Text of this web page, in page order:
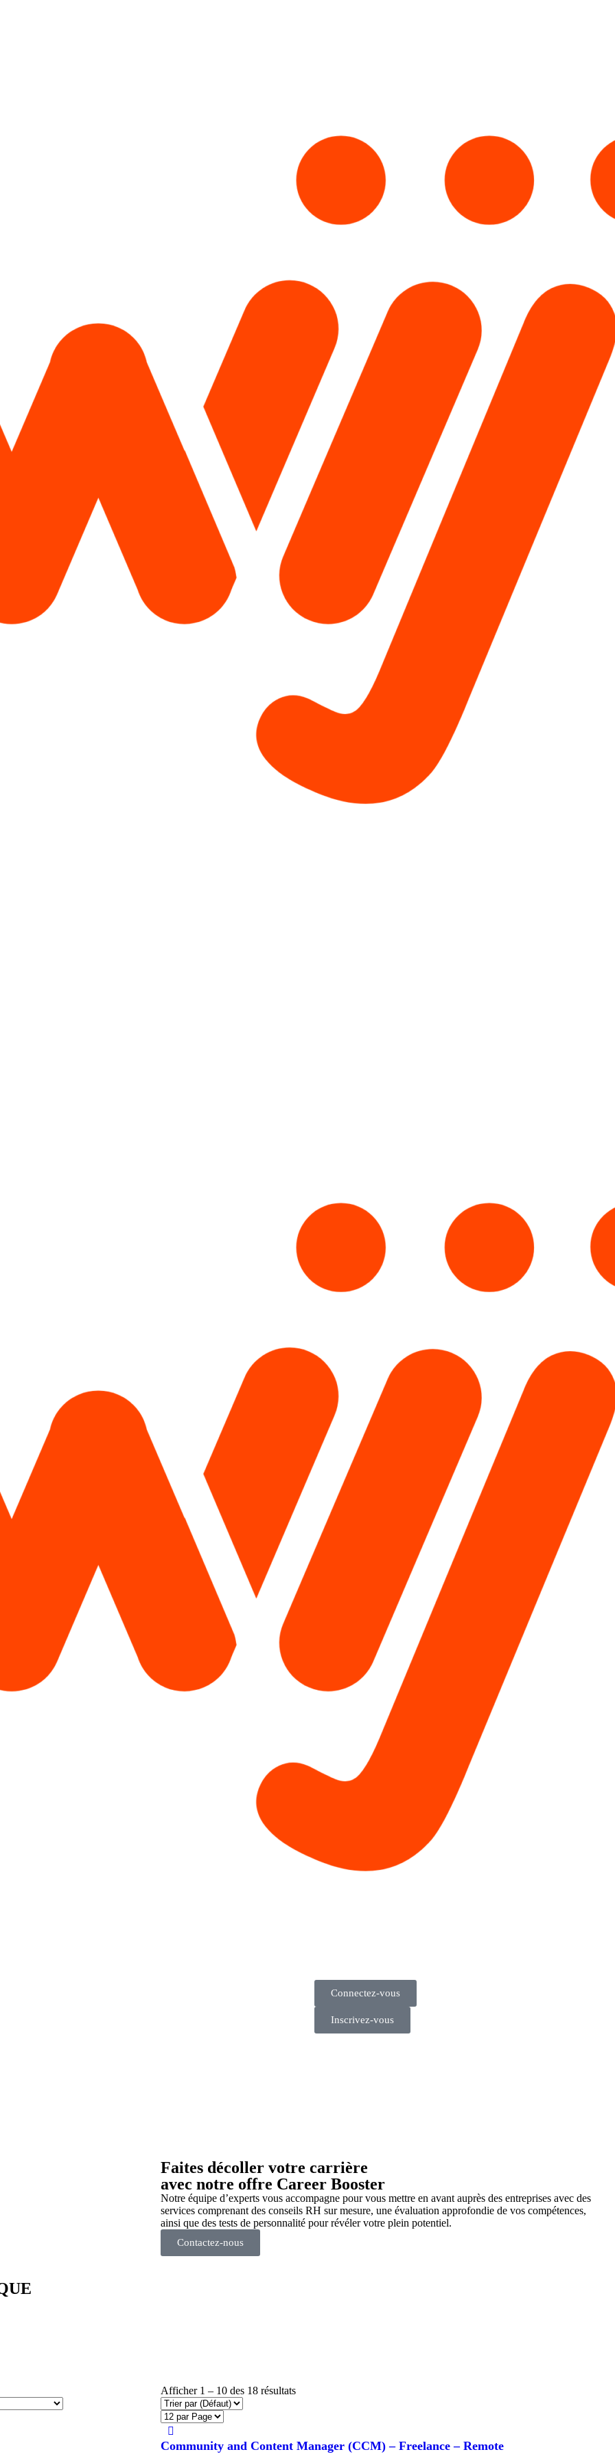
Connectez-vous
Inscrivez-vous
Faites décoller votre carrière
avec notre offre Career Booster
Notre équipe d’experts vous accompagne pour vous mettre en avant auprès des entreprises avec des
services comprenant des conseils RH sur mesure, une évaluation approfondie de vos compétences,
ainsi que des tests de personnalité pour révéler votre plein potentiel.
Contactez-nous
Afficher 1 – 10 des 18 résultats
Community and Content Manager (CCM) – Freelance – Remote